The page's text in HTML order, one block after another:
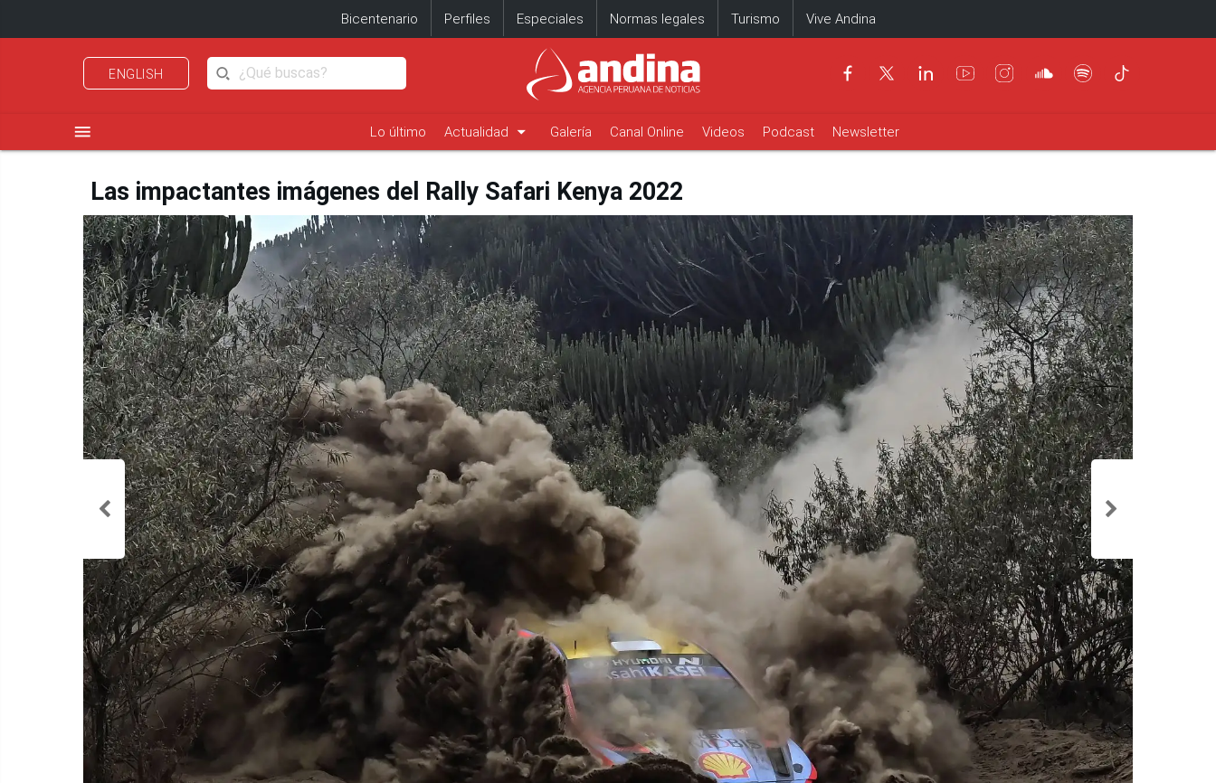
Bicentenario Perfiles Especiales Normas legales Turismo Vive Andina
ENGLISH
menu Lo último Actualidad arrow_drop_down Galería Canal Online Videos Podcast Newsletter
Las impactantes imágenes del Rally Safari Kenya 2022